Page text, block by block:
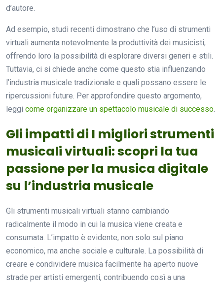
d’autore.
Ad esempio, studi recenti dimostrano che l’uso di strumenti
virtuali aumenta notevolmente la produttività dei musicisti,
offrendo loro la possibilità di esplorare diversi generi e stili.
Tuttavia, ci si chiede anche come questo stia influenzando
l’industria musicale tradizionale e quali possano essere le
ripercussioni future. Per approfondire questo argomento,
leggi come organizzare un spettacolo musicale di successo.
Gli impatti di I migliori strumenti
musicali virtuali: scopri la tua
passione per la musica digitale
su l’industria musicale
Gli strumenti musicali virtuali stanno cambiando
radicalmente il modo in cui la musica viene creata e
consumata. L’impatto è evidente, non solo sul piano
economico, ma anche sociale e culturale. La possibilità di
creare e condividere musica facilmente ha aperto nuove
strade per artisti emergenti, contribuendo così a una